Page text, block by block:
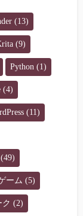
(13)
(9)
Python (1)
(4)
(11)
(49)
ーム (5)
(2)